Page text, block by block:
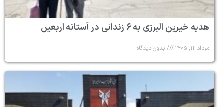
هدیه خیرین البرزی به ۶ زندانی در آستانه اربعین
مرداد ۱۲, ۱۴۰۵ بدون دیدگاه